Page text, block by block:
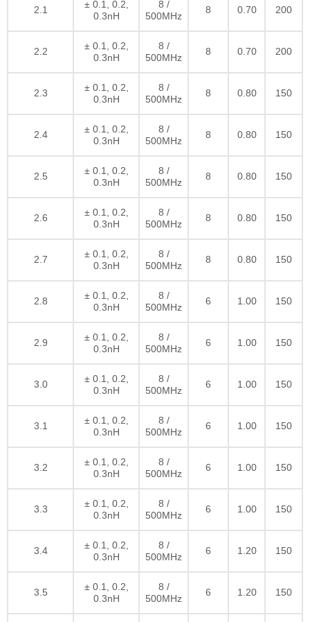
2.1
± 0.1, 0.2,
0.3nH
8 /
500MHz
8 0.70 200
2.2
± 0.1, 0.2,
0.3nH
8 /
500MHz
8 0.70 200
2.3
± 0.1, 0.2,
0.3nH
8 /
500MHz
8 0.80 150
2.4
± 0.1, 0.2,
0.3nH
8 /
500MHz
8 0.80 150
2.5
± 0.1, 0.2,
0.3nH
8 /
500MHz
8 0.80 150
2.6
± 0.1, 0.2,
0.3nH
8 /
500MHz
8 0.80 150
2.7
± 0.1, 0.2,
0.3nH
8 /
500MHz
8 0.80 150
2.8
± 0.1, 0.2,
0.3nH
8 /
500MHz
6 1.00 150
2.9
± 0.1, 0.2,
0.3nH
8 /
500MHz
6 1.00 150
3.0
± 0.1, 0.2,
0.3nH
8 /
500MHz
6 1.00 150
3.1
± 0.1, 0.2,
0.3nH
8 /
500MHz
6 1.00 150
3.2
± 0.1, 0.2,
0.3nH
8 /
500MHz
6 1.00 150
3.3
± 0.1, 0.2,
0.3nH
8 /
500MHz
6 1.00 150
3.4
± 0.1, 0.2,
0.3nH
8 /
500MHz
6 1.20 150
3.5
± 0.1, 0.2,
0.3nH
8 /
500MHz
6 1.20 150